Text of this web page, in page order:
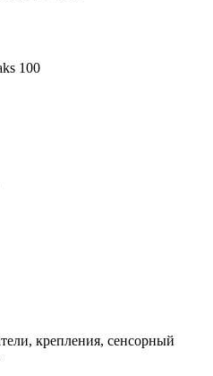
100
крепления, сенсорный